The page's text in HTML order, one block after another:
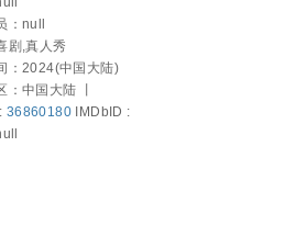
： null
剧,真人秀
： 2024(中国大陆)
： 中国大陆 丨
36860180
IMDbID :